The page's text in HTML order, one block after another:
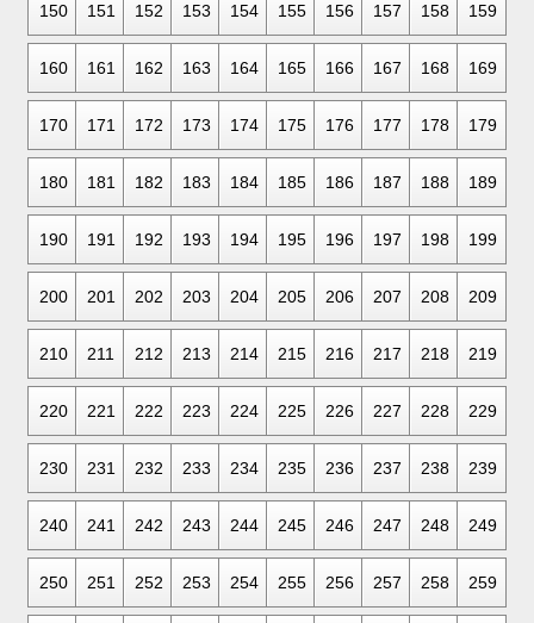
150 151 152 153 154 155 156 157 158 159
160 161 162 163 164 165 166 167 168 169
170 171 172 173 174 175 176 177 178 179
180 181 182 183 184 185 186 187 188 189
190 191 192 193 194 195 196 197 198 199
200 201 202 203 204 205 206 207 208 209
210 211 212 213 214 215 216 217 218 219
220 221 222 223 224 225 226 227 228 229
230 231 232 233 234 235 236 237 238 239
240 241 242 243 244 245 246 247 248 249
250 251 252 253 254 255 256 257 258 259